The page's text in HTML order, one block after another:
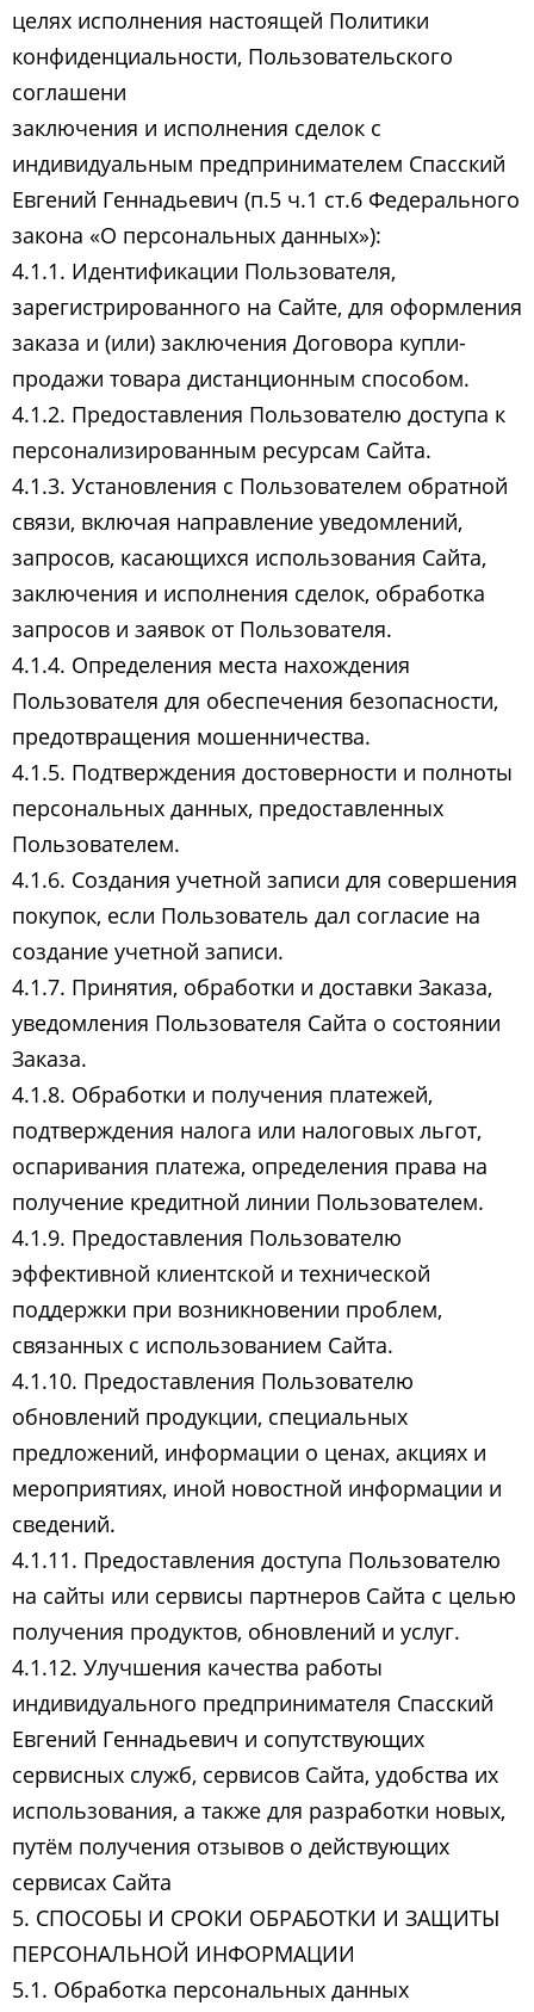
целях исполнения настоящей Политики
конфиденциальности, Пользовательского
соглашени
заключения и исполнения сделок с
индивидуальным предпринимателем Спасский
Евгений Геннадьевич ​(п.5 ч.1 ст.6 Федерального
закона «О персональных данных»):
4.1.1. Идентификации Пользователя,
зарегистрированного на Сайте, для оформления
заказа и (или) заключения Договора купли-
продажи товара дистанционным способом.
4.1.2. Предоставления Пользователю доступа к
персонализированным ресурсам Сайта.
4.1.3. Установления с Пользователем обратной
связи, включая направление уведомлений,
запросов, касающихся использования Сайта,
заключения и исполнения сделок, обработка
запросов и заявок от Пользователя.
4.1.4. Определения места нахождения
Пользователя для обеспечения безопасности,
предотвращения мошенничества.
4.1.5. Подтверждения достоверности и полноты
персональных данных, предоставленных
Пользователем.
4.1.6. Создания учетной записи для совершения
покупок, если Пользователь дал согласие на
создание учетной записи.
4.1.7. Принятия, обработки и доставки Заказа,
уведомления Пользователя Сайта о состоянии
Заказа.
4.1.8. Обработки и получения платежей,
подтверждения налога или налоговых льгот,
оспаривания платежа, определения права на
получение кредитной линии Пользователем.
4.1.9. Предоставления Пользователю
эффективной клиентской и технической
поддержки при возникновении проблем,
связанных с использованием Сайта.
4.1.10. Предоставления Пользователю
обновлений продукции, специальных
предложений, информации о ценах, акциях и
мероприятиях, иной новостной информации и
сведений.
4.1.11. Предоставления доступа Пользователю
на сайты или сервисы партнеров Сайта с целью
получения продуктов, обновлений и услуг.
4.1.12. Улучшения качества работы
индивидуального предпринимателя Спасский
Евгений Геннадьевич ​и сопутствующих
сервисных служб, сервисов Сайта, удобства их
использования, а также для разработки новых,
путём получения отзывов о действующих
сервисах Сайта
5. СПОСОБЫ И СРОКИ ОБРАБОТКИ И ЗАЩИТЫ
ПЕРСОНАЛЬНОЙ ИНФОРМАЦИИ
5.1. Обработка персональных данных